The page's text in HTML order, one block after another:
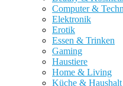
Computer &
Elektronik
Erotik
Essen & Trinken
Gaming
Haustiere
Home & Living
Küche & Haushalt